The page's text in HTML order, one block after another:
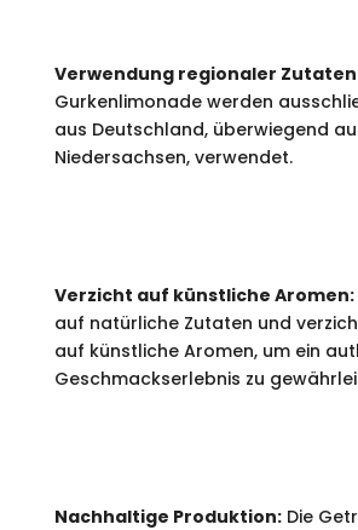
Verwendung regionaler
Gurkenlimonade werden
aus Deutschland, überwiegend
Niedersachsen, verwendet.
Verzicht auf künstliche Aromen:
auf natürliche Zutaten und
auf künstliche Aromen, um ein
Geschmackserlebnis zu
Nachhaltige Produktion:Die